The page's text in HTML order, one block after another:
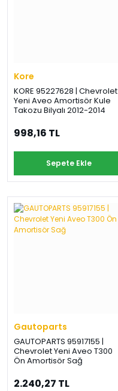
Kore
KORE 95227628 | Chevrolet
Yeni Aveo Amortisör Kule
Takozu Bilyalı 2012-2014
998,16 TL
Sepete Ekle
Gautoparts
GAUTOPARTS 95917155 |
Chevrolet Yeni Aveo T300
Ön Amortisör Sağ
2.240,27 TL